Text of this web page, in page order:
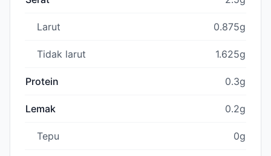
Larut 0.875g
Tidak larut 1.625g
Protein 0.3g
Lemak 0.2g
Tepu 0g